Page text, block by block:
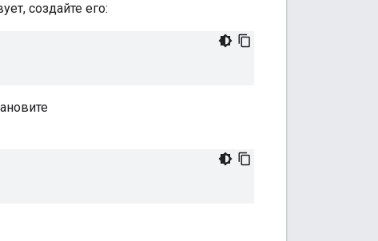
создайте его: